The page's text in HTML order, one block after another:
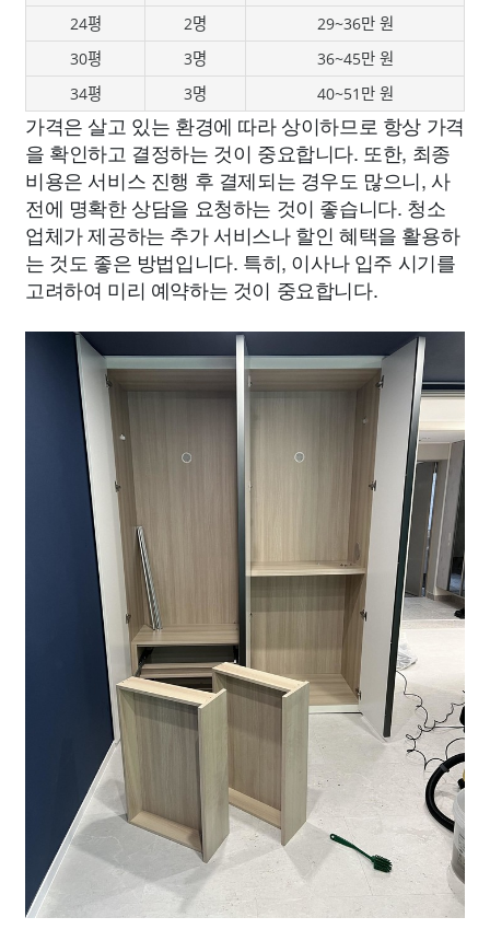
24평
2명
29~36만 원
30평
3명
36~45만 원
34평
3명 40~51만 원
가격은 살고 있는 환경에 따라 상이하므로 항상 가격
을 확인하고 결정하는 것이 중요합니다. 또한, 최종
비용은 서비스 진행 후 결제되는 경우도 많으니, 사
전에 명확한 상담을 요청하는 것이 좋습니다. 청소
업체가 제공하는 추가 서비스나 할인 혜택을 활용하
는 것도 좋은 방법입니다. 특히, 이사나 입주 시기를
고려하여 미리 예약하는 것이 중요합니다.